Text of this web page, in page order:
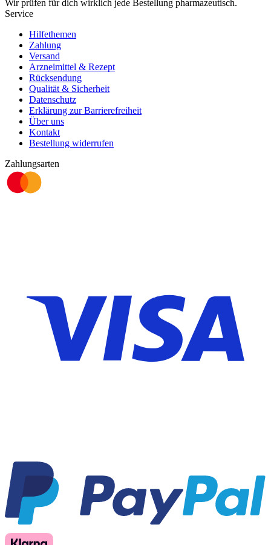
Wir prüfen für dich wirklich jede Bestellung pharmazeutisch.
Service
Hilfethemen
Zahlung
Versand
Arzneimittel & Rezept
Rücksendung
Qualität & Sicherheit
Datenschutz
Erklärung zur Barrierefreiheit
Über uns
Kontakt
Bestellung widerrufen
Zahlungsarten